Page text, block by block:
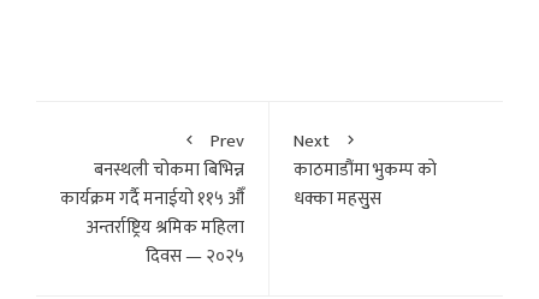
Prev
बनस्थली चोकमा बिभिन्न
कार्यक्रम गर्दै मनाईयो ११५ औँ
अन्तर्राष्ट्रिय श्रमिक महिला
दिवस — २०२५
Next
काठमाडौंमा भुकम्प काे
धक्का महसुुस